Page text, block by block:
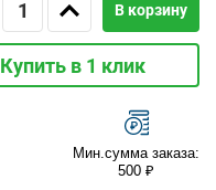
В корзину
Купить в 1 клик
Мин.сумма заказа:
500 ₽